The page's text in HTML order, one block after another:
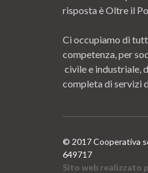
risposta è Oltre il
Ci occupiamo di
competenza, per
civile e industriale,
completa di servizi
© 2017 Cooperativa
649717
Sito web realizzato